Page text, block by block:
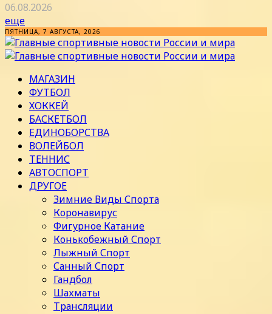
06.08.2026
еще
ПЯТНИЦА, 7 АВГУСТА, 2026
МАГАЗИН
ФУТБОЛ
ХОККЕЙ
БАСКЕТБОЛ
ЕДИНОБОРСТВА
ВОЛЕЙБОЛ
ТЕННИС
АВТОСПОРТ
ДРУГОЕ
Зимние Виды Спорта
Коронавирус
Фигурное Катание
Конькобежный Спорт
Лыжный Спорт
Санный Спорт
Гандбол
Шахматы
Трансляции